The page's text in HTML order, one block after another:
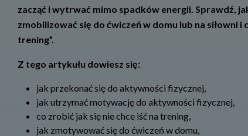
zacząć i wytrwać mimo spadków energii. Sprawdź,
zmobilizować się do ćwiczeń w domu lub na siłowni i
trening”.
Z tego artykułu dowiesz się:
jak przekonać się do aktywności fizycznej,
jak utrzymać motywację do aktywności fizycznej,
co zrobić jak się nie chce iść na trening,
jak zmotywować się do ćwiczeń w domu,